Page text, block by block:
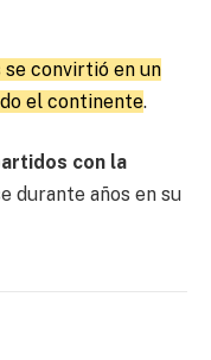
se convirtió en un
el continente.
con la
durante años en su